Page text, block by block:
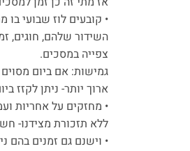
• קובעים לוז שבועי
השידור שלהם, חוגים,
צפייה במסכים.
גמישות: אם ביום
ארוך יותר- ניתן לקזז
• מחזקים על אחריות
ללא תזכורת מצידנו-
• וישנם גם זמנים בהם